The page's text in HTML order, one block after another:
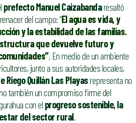
prefecto Manuel Caizabandaresaltó
del campo: “El agua es vida, y
y la estabilidad de las familias.
que devuelve futuro y
. En medio de un ambiente
junto a sus autoridades locales,
Riego Quillán Las Playasrepresenta no
también un compromiso firme del
con el progreso sostenible, la
del sector rural.